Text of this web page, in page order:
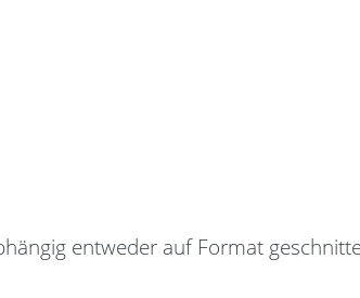
entweder auf Format